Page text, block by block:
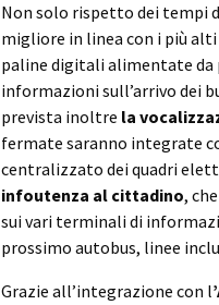
Non solo rispetto dei tempi
migliore in linea con i più
paline digitali alimentate da
informazioni sull’arrivo dei
prevista inoltre la
fermate saranno integrate
centralizzato dei quadri
infoutenza al cittadino,
sui vari terminali di
prossimo autobus, linee
Grazie all’integrazione con l